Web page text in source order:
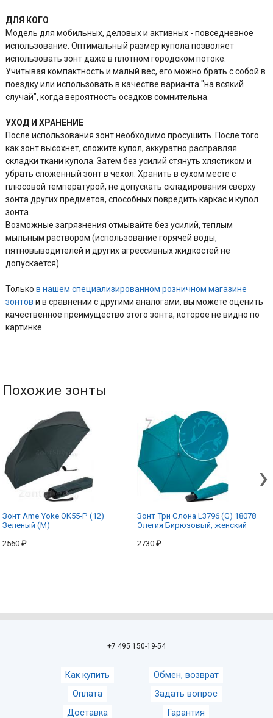
ДЛЯ КОГО
Модель для мобильных, деловых и активных - повседневное
использование. Оптимальный размер купола позволяет
использовать зонт даже в плотном городском потоке.
Учитывая компактность и малый вес, его можно брать с собой в
поездку или использовать в качестве варианта "на всякий
случай", когда вероятность осадков сомнительна.
УХОД И ХРАНЕНИЕ
После использования зонт необходимо просушить. После того
как зонт высохнет, сложите купол, аккуратно расправляя
складки ткани купола. Затем без усилий стянуть хлястиком и
убрать сложенный зонт в чехол. Хранить в сухом месте с
плюсовой температурой, не допускать складирования сверху
зонта других предметов, способных повредить каркас и купол
зонта.
Возможные загрязнения отмывайте без усилий, теплым
мыльным раствором (использование горячей воды,
пятновыводителей и других агрессивных жидкостей не
допускается).
Тольков нашем специализированном розничном магазине
зонтов и в сравнении с другими аналогами, вы можете оценить
качественное преимущество этого зонта, которое не видно по
картинке.
Похожие зонты
Зонт Ame Yoke OK55-P (12)
Зеленый (M)
2560 ₽
Зонт Три Слона L3796 (G) 18078
Элегия Бирюзовый, женский
2730 ₽
›
+7 495 150-19-54
Как купить
Оплата
Доставка
Обмен, возврат
Задать вопрос
Гарантия